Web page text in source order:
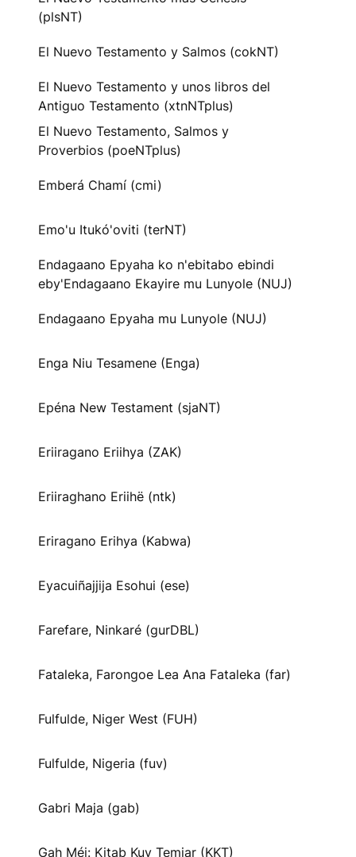
(plsNT)
El Nuevo Testamento y Salmos (cokNT)
El Nuevo Testamento y unos libros del
Antiguo Testamento (xtnNTplus)
El Nuevo Testamento, Salmos y
Proverbios (poeNTplus)
Emberá Chamí (cmi)
Emo'u Itukó'oviti (terNT)
Endagaano Epyaha ko n'ebitabo ebindi
eby'Endagaano Ekayire mu Lunyole (NUJ)
Endagaano Epyaha mu Lunyole (NUJ)
Enga Niu Tesamene (Enga)
Epéna New Testament (sjaNT)
Eriiragano Eriihya (ZAK)
Eriiraghano Eriihë (ntk)
Eriragano Erihya (Kabwa)
Eyacuiñajjija Esohui (ese)
Farefare, Ninkaré (gurDBL)
Fataleka, Farongoe Lea Ana Fataleka (far)
Fulfulde, Niger West (FUH)
Fulfulde, Nigeria (fuv)
Gabri Maja (gab)
Gah Méj: Kitab Kuy Temiar (KKT)